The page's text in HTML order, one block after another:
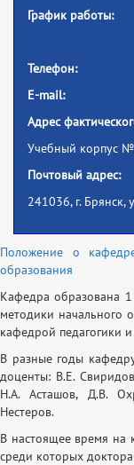
График работы:
Телефон:
E-mail:
Адрес
Учебный корпус
Почтовый адрес:
241036, г. Брянск,
Положение о
образования
Кафедра образована
методики начального
кафедрой педагогики
В разные годы
доценты: В.Е.
Н.А. Асташов, Д.В.
Нестеров.
В настоящее время на
среди которых